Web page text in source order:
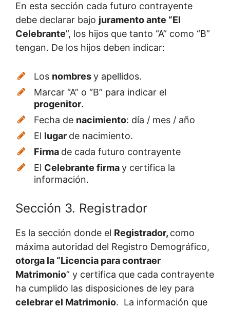
En esta sección cada futuro contrayente
debe declarar bajo juramento ante “El
Celebrante”, los hijos que tanto “A” como “B”
tengan. De los hijos deben indicar:
Los nombresy apellidos.
Marcar “A” o “B” para indicar el
progenitor.
Fecha de nacimiento: día / mes / año
El lugar de nacimiento.
Firma de cada futuro contrayente
El Celebrante firmay certifica la
información.
Sección 3. Registrador
Es la sección donde el Registrador, como
máxima autoridad del Registro Demográfico,
otorga la “Licencia para contraer
Matrimonio” y certifica que cada contrayente
ha cumplido las disposiciones de ley para
celebrar el Matrimonio. La información que